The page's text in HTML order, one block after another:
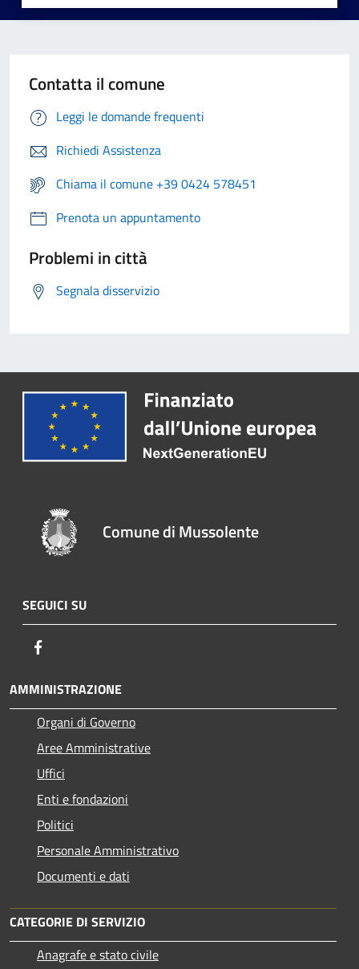
Contatta il comune
Leggi le domande frequenti
Richiedi Assistenza
Chiama il comune +39 0424 578451
Prenota un appuntamento
Problemi in città
Segnala disservizio
Comune di Mussolente
SEGUICI SU
AMMINISTRAZIONE
Organi di Governo
Aree Amministrative
Uffici
Enti e fondazioni
Politici
Personale Amministrativo
Documenti e dati
CATEGORIE DI SERVIZIO
Anagrafe e stato civile